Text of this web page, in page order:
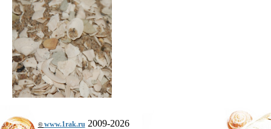
©www.1rak.ru 2009-2026